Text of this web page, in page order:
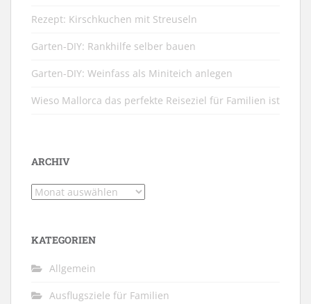
Rezept: Kirschkuchen mit Streuseln
Garten-DIY: Rankhilfe selber bauen
Garten-DIY: Weinfass als Miniteich anlegen
Wieso Mallorca das perfekte Reiseziel für Familien ist
ARCHIV
Archiv
KATEGORIEN
Allgemein
Ausflugsziele für Familien